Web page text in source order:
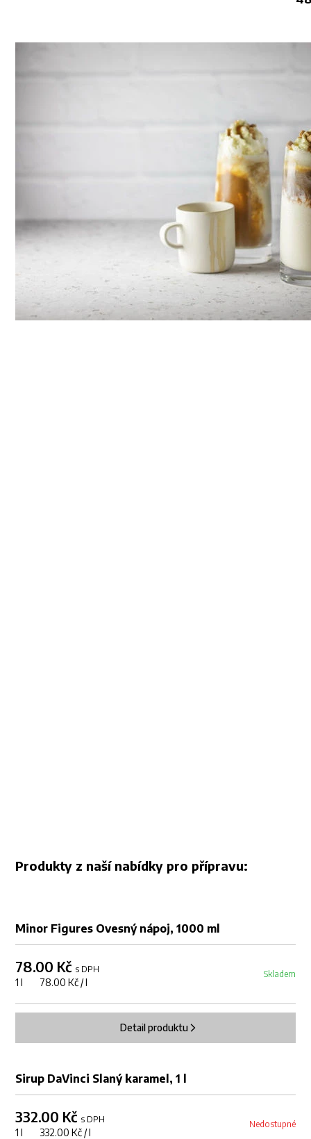
Produkty z naší nabídky pro přípravu:
Minor Figures Ovesný nápoj, 1000 ml
78.00 Kč s DPH
1 l 78.00 Kč / l
Skladem
Detail produktu
Sirup DaVinci Slaný karamel, 1 l
332.00 Kč s DPH
1 l 332.00 Kč / l
Nedostupné